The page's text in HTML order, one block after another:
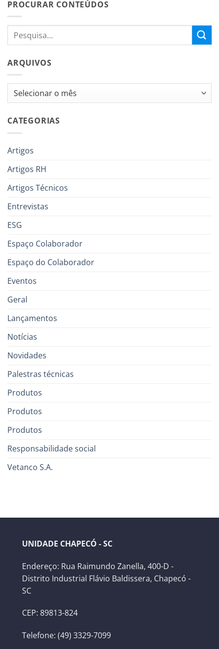
PROCURAR CONTEÚDOS
ARQUIVOS
Arquivos
CATEGORIAS
Artigos
Artigos RH
Artigos Técnicos
Entrevistas
ESG
Espaço Colaborador
Espaço do Colaborador
Eventos
Geral
Lançamentos
Notícias
Novidades
Palestras técnicas
Produtos
Produtos
Produtos
Responsabilidade social
Vetanco S.A.
UNIDADE CHAPECÓ - SC
Endereço: Rua Raimundo Zanella, 400-D -
Distrito Industrial Flávio Baldissera, Chapecó -
SC
CEP: 89813-824
Telefone: (49) 3329-7099